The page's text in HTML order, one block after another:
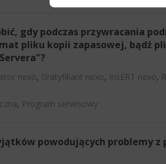
gdy podczas przywracania
pliku kopii zapasowej, bądź
nexo, Gratyfikant nexo, InsERT nexo,
, Program serwisowy
powodujących problemy